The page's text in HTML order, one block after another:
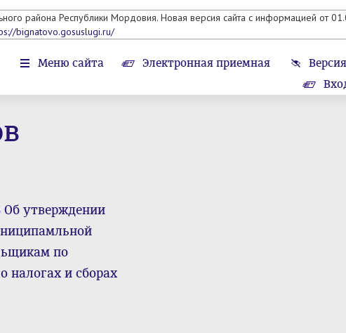
района Республики Мордовия. Новая версия сайта с информацией от
bignatovo.gosuslugi.ru/
Меню сайта Электронная приемная
Об утверждении
по
налогах и сборах